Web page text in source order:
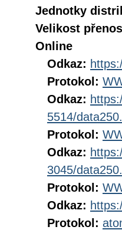
Jednotky
Velikost
Online
Odkaz:
Protokol:
Odkaz:
5514/
Protokol:
Odkaz:
3045/
Protokol:
Odkaz:
Protokol: